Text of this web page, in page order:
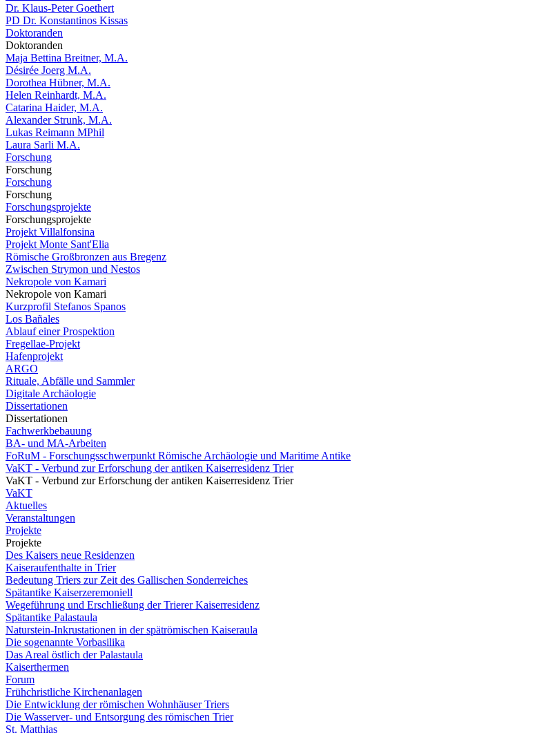
Dr. Klaus-Peter Goethert
PD Dr. Konstantinos Kissas
Doktoranden
Doktoranden
Maja Bettina Breitner, M.A.
Désirée Joerg M.A.
Dorothea Hübner, M.A.
Helen Reinhardt, M.A.
Catarina Haider, M.A.
Alexander Strunk, M.A.
Lukas Reimann MPhil
Laura Sarli M.A.
Forschung
Forschung
Forschung
Forschung
Forschungsprojekte
Forschungsprojekte
Projekt Villalfonsina
Projekt Monte Sant'Elia
Römische Großbronzen aus Bregenz
Zwischen Strymon und Nestos
Nekropole von Kamari
Nekropole von Kamari
Kurzprofil Stefanos Spanos
Los Bañales
Ablauf einer Prospektion
Fregellae-Projekt
Hafenprojekt
ARGO
Rituale, Abfälle und Sammler
Digitale Archäologie
Dissertationen
Dissertationen
Fachwerkbebauung
BA- und MA-Arbeiten
FoRuM - Forschungsschwerpunkt Römische Archäologie und Maritime Antike
VaKT - Verbund zur Erforschung der antiken Kaiserresidenz Trier
VaKT - Verbund zur Erforschung der antiken Kaiserresidenz Trier
VaKT
Aktuelles
Veranstaltungen
Projekte
Projekte
Des Kaisers neue Residenzen
Kaiseraufenthalte in Trier
Bedeutung Triers zur Zeit des Gallischen Sonderreiches
Spätantike Kaiserzeremoniell
Wegeführung und Erschließung der Trierer Kaiserresidenz
Spätantike Palastaula
Naturstein-Inkrustationen in der spätrömischen Kaiseraula
Die sogenannte Vorbasilika
Das Areal östlich der Palastaula
Kaiserthermen
Forum
Frühchristliche Kirchenanlagen
Die Entwicklung der römischen Wohnhäuser Triers
Die Wasserver- und Entsorgung des römischen Trier
St. Matthias